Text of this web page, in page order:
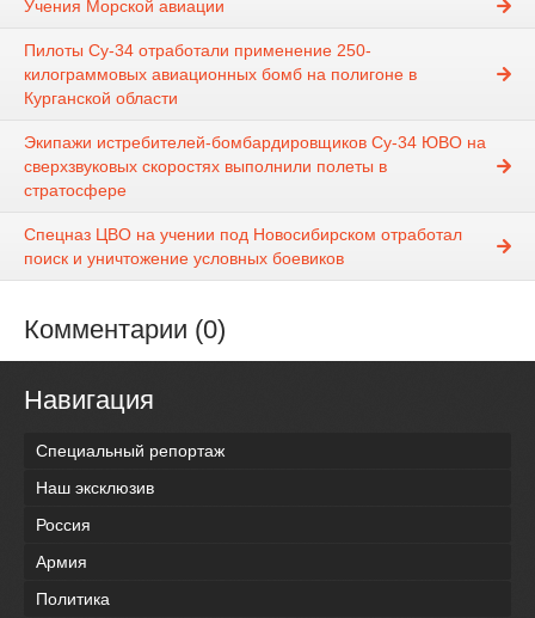
Учения Морской авиации
Пилоты Су-34 отработали применение 250-
килограммовых авиационных бомб на полигоне в
Курганской области
Экипажи истребителей-бомбардировщиков Су-34 ЮВО на
сверхзвуковых скоростях выполнили полеты в
стратосфере
Спецназ ЦВО на учении под Новосибирском отработал
поиск и уничтожение условных боевиков
Комментарии (0)
Навигация
Специальный репортаж
Наш эксклюзив
Россия
Армия
Политика